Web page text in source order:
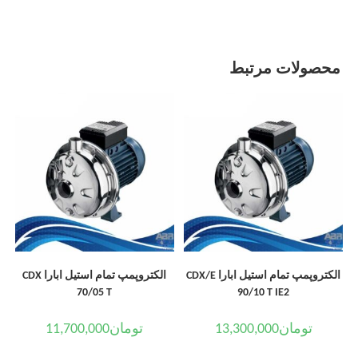
محصولات مرتبط
الکتروپمپ تمام استیل ابارا CDX/E
90/10 T IE2
تومان13,300,000
الکتروپمپ تمام استیل ابارا CDX
70/05 T
تومان11,700,000